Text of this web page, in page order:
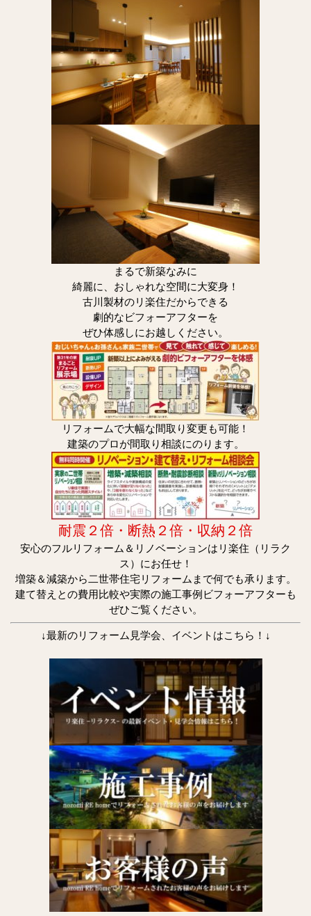
まるで新築なみに
綺麗に、おしゃれな空間に大変身！
古川製材のリ楽住だからできる
劇的なビフォーアフターを
ぜひ体感しにお越しください。
リフォームで大幅な間取り変更も可能！
建築のプロが間取り相談にのります。
耐震２倍・断熱２倍・収納２倍
安心のフルリフォーム＆リノベーションはリ楽住（リラク
ス）にお任せ！
増築＆減築から二世帯住宅リフォームまで何でも承ります。
建て替えとの費用比較や実際の施工事例ビフォーアフターも
ぜひご覧ください。
↓最新のリフォーム見学会、イベントはこちら！↓